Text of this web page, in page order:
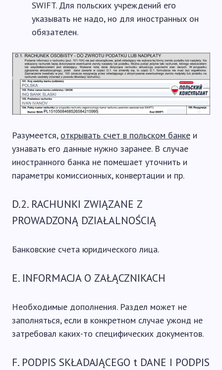
SWIFT. Для польских учреждений его
указывать не надо, но для иностранных он
обязателен.
Разумеется, открывать счет в польском банке и
узнавать его данные нужно заранее. В случае
иностранного банка не помешает уточнить и
параметры комиссионных, конвертации и пр.
D.2. RACHUNKI ZWIĄZANE Z
PROWADZONĄ DZIAŁALNOŚCIĄ
Банковские счета юридического лица.
E. INFORMACJA O ZAŁĄCZNIKACH
Необходимые дополнения. Раздел может не
заполняться, если в конкретном случае ужонд не
затребовал каких-то специфических документов.
F. PODPIS SKŁADAJĄCEGO t DANE I PODPIS